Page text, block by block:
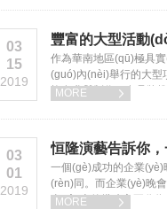
03
15
2019
豐富的大型活動
作為華南地區(qū)極具實
(guó)內(nèi)舉行的大型
均有參與制作。在品牌推
MORE 
03
01
2019
恒隆演藝告訴你
一個(gè)成功的企業(yè)
(rèn)同。而企業(yè)
臺(tái)上的搭建主要分為
MORE 